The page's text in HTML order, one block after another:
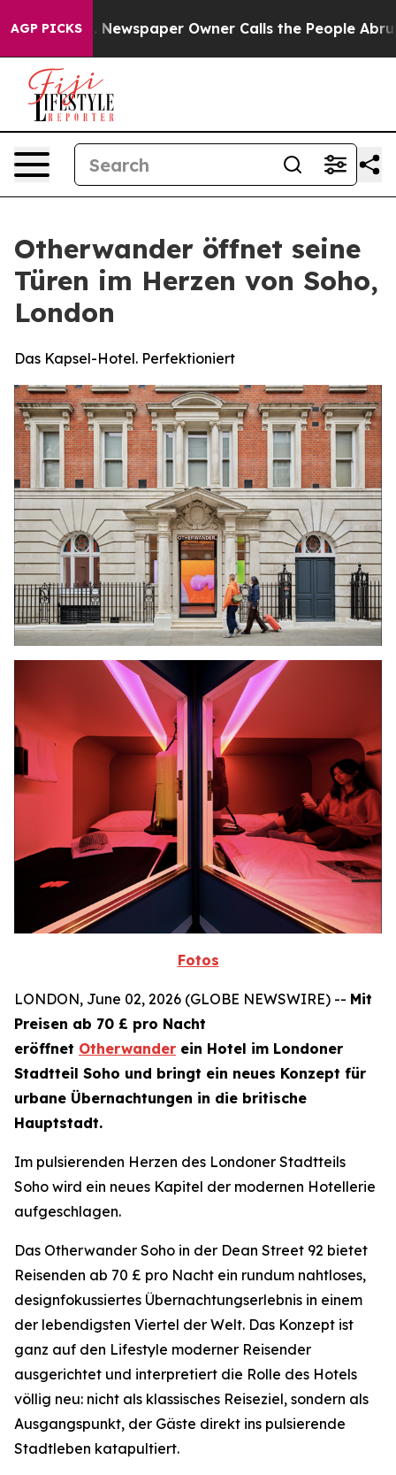
AGP PICKS
Newspaper Owner Calls the People Abruptly
Otherwander öffnet seine
Türen im Herzen von Soho,
London
Das Kapsel-Hotel. Perfektioniert
Fotos
LONDON, June 02, 2026 (GLOBE NEWSWIRE) -- Mit
Preisen ab 70 £ pro Nacht
eröffnet Otherwander ein Hotel im Londoner
Stadtteil Soho und bringt ein neues Konzept für
urbane Übernachtungen in die britische
Hauptstadt.
Im pulsierenden Herzen des Londoner Stadtteils
Soho wird ein neues Kapitel der modernen Hotellerie
aufgeschlagen.
Das Otherwander Soho in der Dean Street 92 bietet
Reisenden ab 70 £ pro Nacht ein rundum nahtloses,
designfokussiertes Übernachtungserlebnis in einem
der lebendigsten Viertel der Welt. Das Konzept ist
ganz auf den Lifestyle moderner Reisender
ausgerichtet und interpretiert die Rolle des Hotels
völlig neu: nicht als klassisches Reiseziel, sondern als
Ausgangspunkt, der Gäste direkt ins pulsierende
Stadtleben katapultiert.